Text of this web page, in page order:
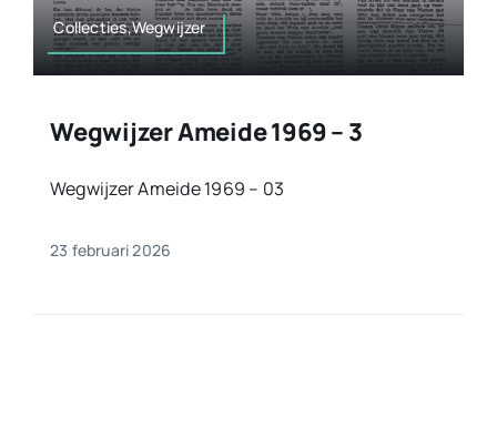
Collecties,Wegwijzer
Wegwijzer Ameide 1969 – 3
Wegwijzer Ameide 1969 – 03
23 februari 2026